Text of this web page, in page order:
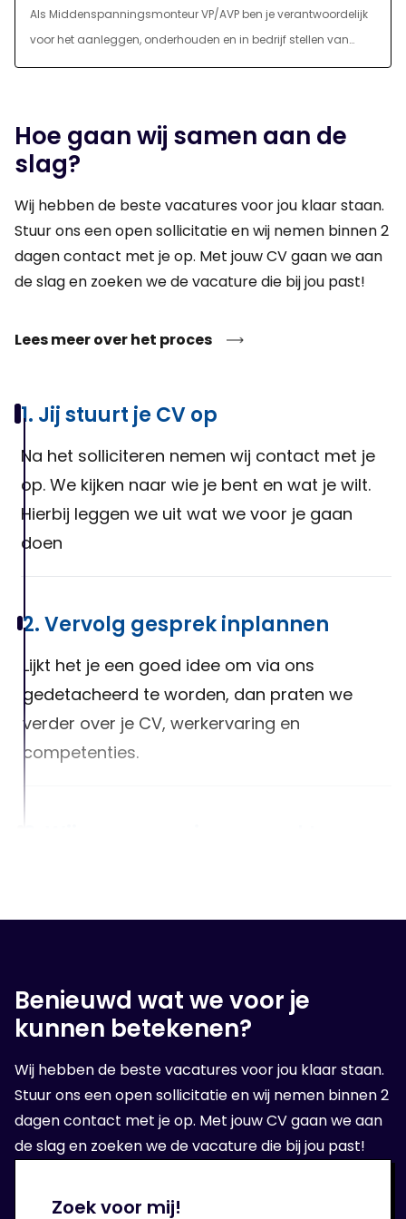
Als Middenspanningsmonteur VP/AVP ben je verantwoordelijk
voor het aanleggen, onderhouden en in bedrijf stellen van
middenspanningsinstallaties. Je werkt aan uiteenlopende
schakelwerkzaamheden uit volgens VP- of AVP-aanwijzingen,
spoor je storingen op en los je deze veilig en vakkundig op. Ook
worden opgeleverd. Je werkt zowel zelfstandig als samen met
collega’s en communiceert helder over de voortgang en
veiligheid op de werkplek.
Hoe gaan wij samen aan de
slag?
Wij hebben de beste vacatures voor jou klaar staan.
Stuur ons een open sollicitatie en wij nemen binnen 2
dagen contact met je op. Met jouw CV gaan we aan
de slag en zoeken we de vacature die bij jou past!
Lees meer over het proces
1. Jij stuurt je CV op
Na het solliciteren nemen wij contact met je
op. We kijken naar wie je bent en wat je wilt.
Hierbij leggen we uit wat we voor je gaan
doen
2. Vervolg gesprek inplannen
Lijkt het je een goed idee om via ons
gedetacheerd te worden, dan praten we
verder over je CV, werkervaring en
competenties.
4. Op sollicitatie gesprek
jou hebben gevonden, volgt er een sollicitatie
bij de opdrachtgever.
5. Aan de slag!
Zoek voor mij!
Benieuwd wat we voor je
kunnen betekenen?
Wij hebben de beste vacatures voor jou klaar staan.
Stuur ons een open sollicitatie en wij nemen binnen 2
dagen contact met je op. Met jouw CV gaan we aan
de slag en zoeken we de vacature die bij jou past!